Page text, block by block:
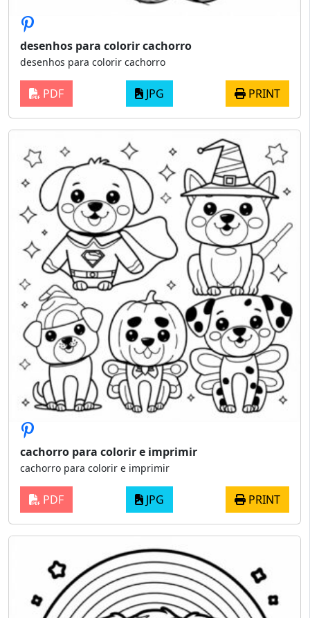
desenhos para colorir cachorro
desenhos para colorir cachorro
PDF JPG PRINT
cachorro para colorir e imprimir
cachorro para colorir e imprimir
PDF JPG PRINT